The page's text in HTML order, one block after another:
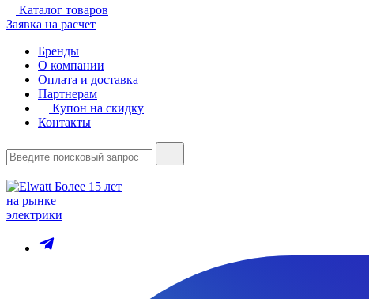
Каталог товаров
Заявка на расчет
Бренды
О компании
Оплата и доставка
Партнерам
Купон на скидку
Контакты
Более 15 лет
на рынке
электрики